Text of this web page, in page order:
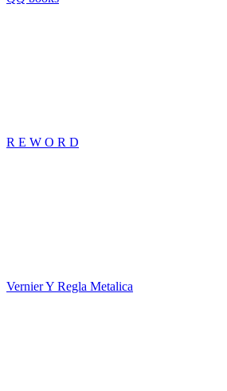
R E W O R D
Vernier Y Regla Metalica